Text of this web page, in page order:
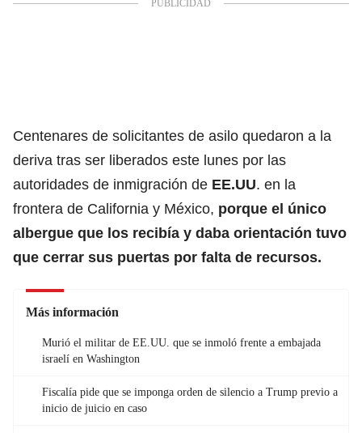
Centenares de solicitantes de asilo quedaron a la
deriva tras ser liberados este lunes por las
autoridades de inmigración de EE.UU. en la
frontera de California y México, porque el único
albergue que los recibía y daba orientación tuvo
que cerrar sus puertas por falta de recursos.
Más información
Murió el militar de EE.UU. que se inmoló frente a embajada
israelí en Washington
Fiscalía pide que se imponga orden de silencio a Trump previo a
inicio de juicio en caso